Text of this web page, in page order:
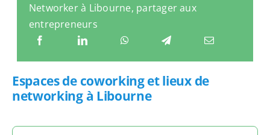
Networker à Libourne, partager aux
entrepreneurs
Espaces de coworking et lieux de
networking à Libourne